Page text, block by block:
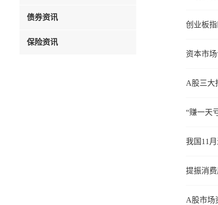
债券资讯
保险资讯
创业板
资本市
A股三大
“赚一天
提振消
A股市场